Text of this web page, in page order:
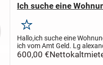
Ich suche eine
Merken
Hallo,ich suche eine
ich vom Amt Geld. Lg
600,00 €